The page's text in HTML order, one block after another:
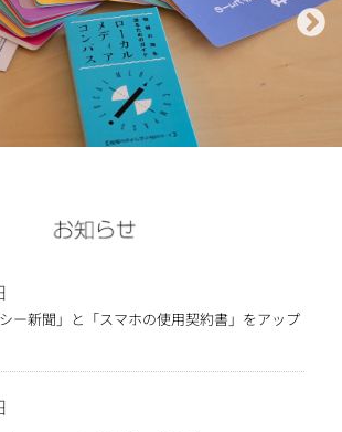
シー新聞」と「スマホの使用契約書」をアップ